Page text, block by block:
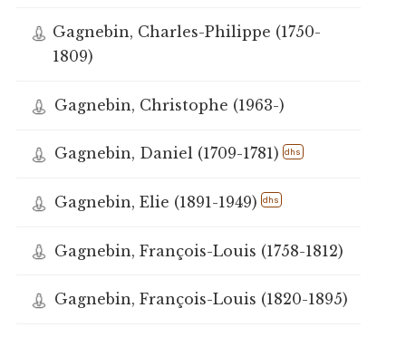
Gagnebin, Charles-Philippe (1750-
1809)
Gagnebin, Christophe (1963-)
Gagnebin, Daniel (1709-1781) dhs
Gagnebin, Elie (1891-1949) dhs
Gagnebin, François-Louis (1758-1812)
Gagnebin, François-Louis (1820-1895)